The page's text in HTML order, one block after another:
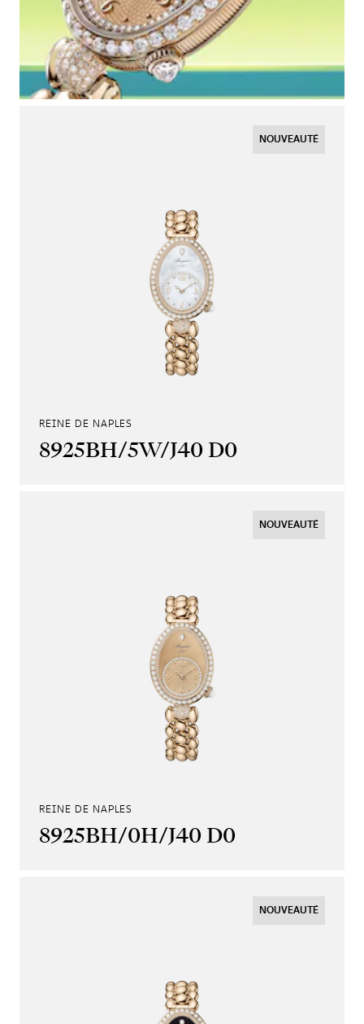
REINE DE NAPLES
8925BH/5W/J40 D0
NOUVEAUTÉ
REINE DE NAPLES
8925BH/0H/J40 D0
NOUVEAUTÉ
NOUVEAUTÉ